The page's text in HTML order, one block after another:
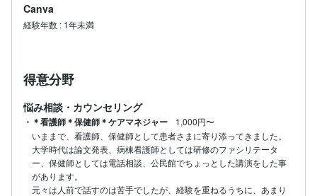
Canva
経験年数 : 1年未満
得意分野
悩み相談・カウンセリング
・＊看護師＊保健師＊ケアマネジャー
1,000円〜
いままで、看護師、保健師として患者さまに寄り添ってきました。
大学時代は論文発表、病棟看護師としては研修のファシリテータ
ー、保健師としては電話相談、公民館でちょっとした講演をした事
があります。
元々は人前で話すのは苦手でしたが、経験を重ねるうちに、あまり